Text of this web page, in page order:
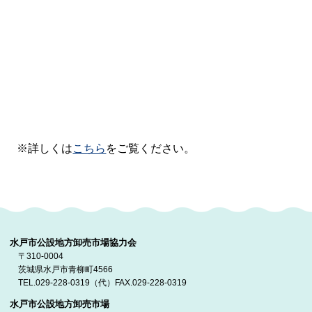
※詳しくはこちら をご覧ください。
水戸市公設地方卸売市場協力会
〒310-0004
茨城県水戸市青柳町4566
TEL.029-228-0319（代）FAX.029-228-0319
水戸市公設地方卸売市場